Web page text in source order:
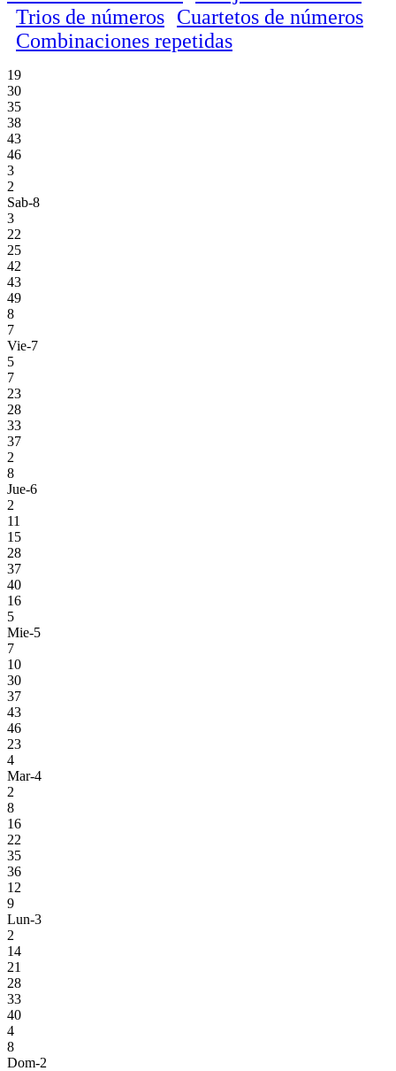
Trios de números Cuartetos de números
Combinaciones repetidas
19
30
35
38
43
46
3
2
Sab-8
3
22
25
42
43
49
8
7
Vie-7
5
7
23
28
33
37
2
8
Jue-6
2
11
15
28
37
40
16
5
Mie-5
7
10
30
37
43
46
23
4
Mar-4
2
8
16
22
35
36
12
9
Lun-3
2
14
21
28
33
40
4
8
Dom-2